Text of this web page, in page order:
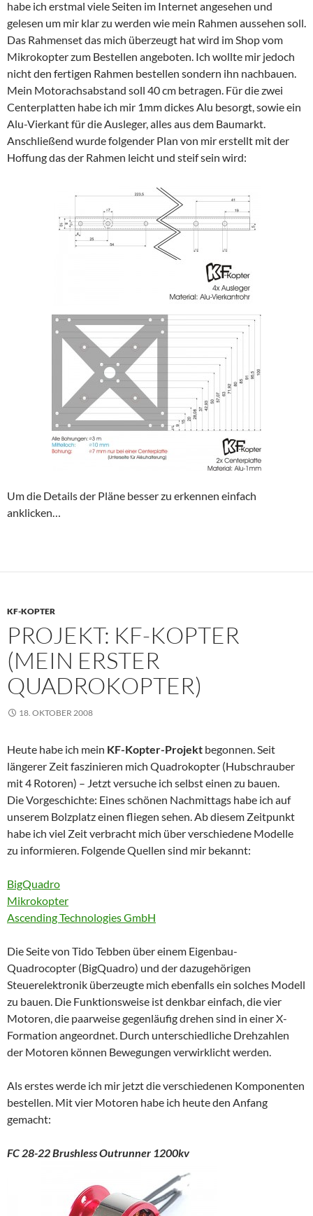
habe ich erstmal viele Seiten im Internet angesehen und
gelesen um mir klar zu werden wie mein Rahmen aussehen soll.
Das Rahmenset das mich überzeugt hat wird im Shop vom
Mikrokopter zum Bestellen angeboten. Ich wollte mir jedoch
nicht den fertigen Rahmen bestellen sondern ihn nachbauen.
Mein Motorachsabstand soll 40 cm betragen. Für die zwei
Centerplatten habe ich mir 1mm dickes Alu besorgt, sowie ein
Alu-Vierkant für die Ausleger, alles aus dem Baumarkt.
Anschließend wurde folgender Plan von mir erstellt mit der
Hoffung das der Rahmen leicht und steif sein wird:
Um die Details der Pläne besser zu erkennen einfach
anklicken…
KF-KOPTER
PROJEKT: KF-KOPTER
(MEIN ERSTER
QUADROKOPTER)
18. OKTOBER 2008
Heute habe ich mein KF-Kopter-Projekt begonnen. Seit
längerer Zeit faszinieren mich Quadrokopter (Hubschrauber
mit 4 Rotoren) – Jetzt versuche ich selbst einen zu bauen.
Die Vorgeschichte: Eines schönen Nachmittags habe ich auf
unserem Bolzplatz einen fliegen sehen. Ab diesem Zeitpunkt
habe ich viel Zeit verbracht mich über verschiedene Modelle
zu informieren. Folgende Quellen sind mir bekannt:
BigQuadro
Mikrokopter
Ascending Technologies GmbH
Die Seite von Tido Tebben über einem Eigenbau-
Quadrocopter (BigQuadro) und der dazugehörigen
Steuerelektronik überzeugte mich ebenfalls ein solches Modell
zu bauen. Die Funktionsweise ist denkbar einfach, die vier
Motoren, die paarweise gegenläufig drehen sind in einer X-
Formation angeordnet. Durch unterschiedliche Drehzahlen
der Motoren können Bewegungen verwirklicht werden.
Als erstes werde ich mir jetzt die verschiedenen Komponenten
bestellen. Mit vier Motoren habe ich heute den Anfang
gemacht:
FC 28-22 Brushless Outrunner 1200kv